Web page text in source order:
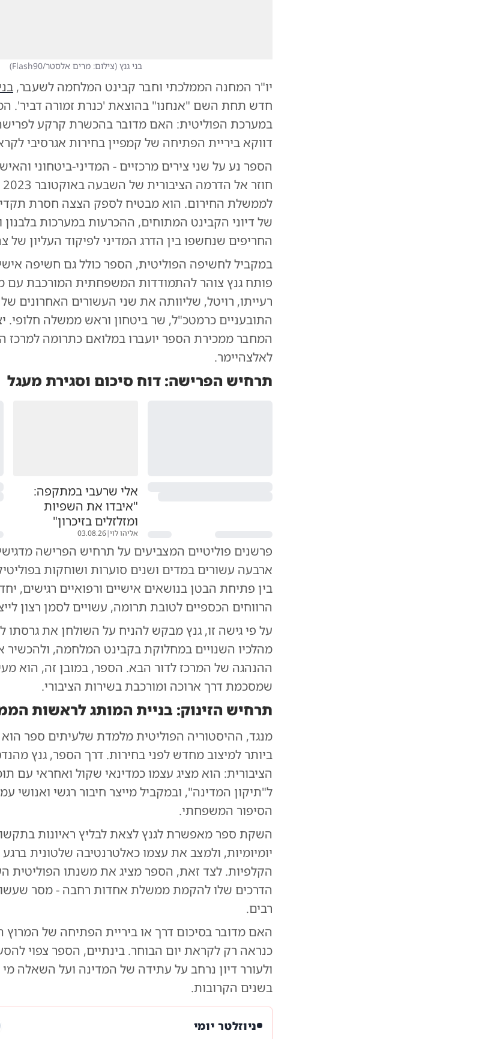
בני גנץ (צילום: מרים אלסטר/Flash90 )
יו"ר המחנה הממלכתי וחבר קבינט המלחמה לשעבר,
חדש תחת השם "אנחנו" בהוצאת 'כנרת זמורה דביר'.
במערכת הפוליטית: האם מדובר בהכשרת קרקע
דווקא ביריית הפתיחה של קמפיין בחירות אגרסיבי
הספר נע על שני צירים מרכזיים - המדיני-ביטחוני
לממשלת החירום. הוא מבטיח לספק הצצה חסרת
של דיוני הקבינט המתוחים, ההכרעות במערכות בלבנון
החריפים שנחשפו בין הדרג המדיני לפיקוד העליון של
במקביל לחשיפה הפוליטית, הספר כולל גם חשיפה
פותח גנץ צוהר להתמודדות המשפחתית המורכבת עם
רעייתו, רויטל, שליוותה את שני העשורים האחרונים
התובעניים כרמטכ"ל, שר ביטחון וראש ממשלה חלופי.
המחבר ממכירת הספר יועברו במלואם כתרומה למרכז
לאלצהיימר.
תרחיש הפרישה: דוח סיכום וסגירת מעגל
אלי שרעבי במתקפה:
"איבדו את השפיות
ומזלזלים בזיכרון"
אליהו לוי|
03.08.26
פרשנים פוליטיים המצביעים על תרחיש הפרישה
ארבעה עשורים במדים ושנים סוערות ושוחקות
בין פתיחת הבטן בנושאים אישיים ורפואיים רגישים,
הרווחים הכספיים לטובת תרומה, עשויים לסמן רצון
על פי גישה זו, גנץ מבקש להניח על השולחן את גרסתו
מהלכיו השנויים במחלוקת בקבינט המלחמה,
ההנהגה של המרכז לדור הבא. הספר, במובן זה, הוא
שמסכמת דרך ארוכה ומורכבת בשירות הציבורי.
תרחיש הזינוק: בניית המותג לראשות
מנגד, ההיסטוריה הפוליטית מלמדת שלעיתים ספר
ביותר למיצוב מחדש לפני בחירות. דרך הספר, גנץ
הציבורית: הוא מציג עצמו כמדינאי שקול ואחראי עם
ל"תיקון המדינה", ובמקביל מייצר חיבור רגשי ואנושי
הסיפור המשפחתי.
השקת ספר מאפשרת לגנץ לצאת לבליץ ראיונות
יומיומיות, ולמצב את עצמו כאלטרנטיבה שלטונית
הקלפיות. לצד זאת, הספר מציג את משנתו הפוליטית
הדרכים שלו להקמת ממשלת אחדות רחבה - מסר
רבים.
האם מדובר בסיכום דרך או ביריית הפתיחה של
כנראה רק לקראת יום הבוחר. בינתיים, הספר צפוי
ולעורר דיון נרחב על עתידה של המדינה ועל השאלה מי
בשנים הקרובות.
ניוזלטר יומי